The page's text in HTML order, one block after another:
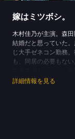
嫁はミツボシ。
木村佳乃が主演。森
結婚だと思っていた
じ大手ゼネコン勤務
も、同居の必要もな
なり、結婚式も不在
ゆきを演じる木村佳
く。「嫁」や「家族
大切さに気づき、人
詳細情報を見る